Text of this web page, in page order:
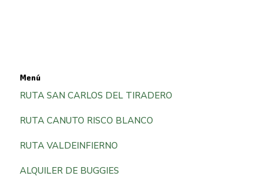
Menú
RUTA SAN CARLOS DEL TIRADERO
RUTA CANUTO RISCO BLANCO
RUTA VALDEINFIERNO
ALQUILER DE BUGGIES